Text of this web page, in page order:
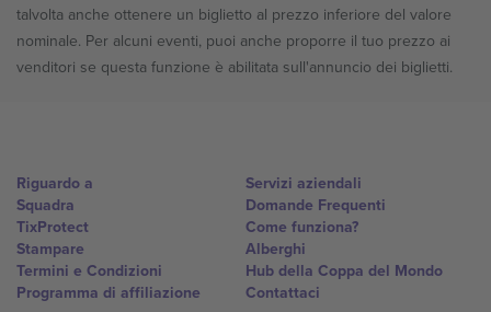
talvolta anche ottenere un biglietto al prezzo inferiore del valore
nominale. Per alcuni eventi, puoi anche proporre il tuo prezzo ai
venditori se questa funzione è abilitata sull'annuncio dei biglietti.
Riguardo a
Squadra
TixProtect
Stampare
Termini e Condizioni
Programma di affiliazione
Servizi aziendali
Domande Frequenti
Come funziona?
Alberghi
Hub della Coppa del Mondo
Contattaci